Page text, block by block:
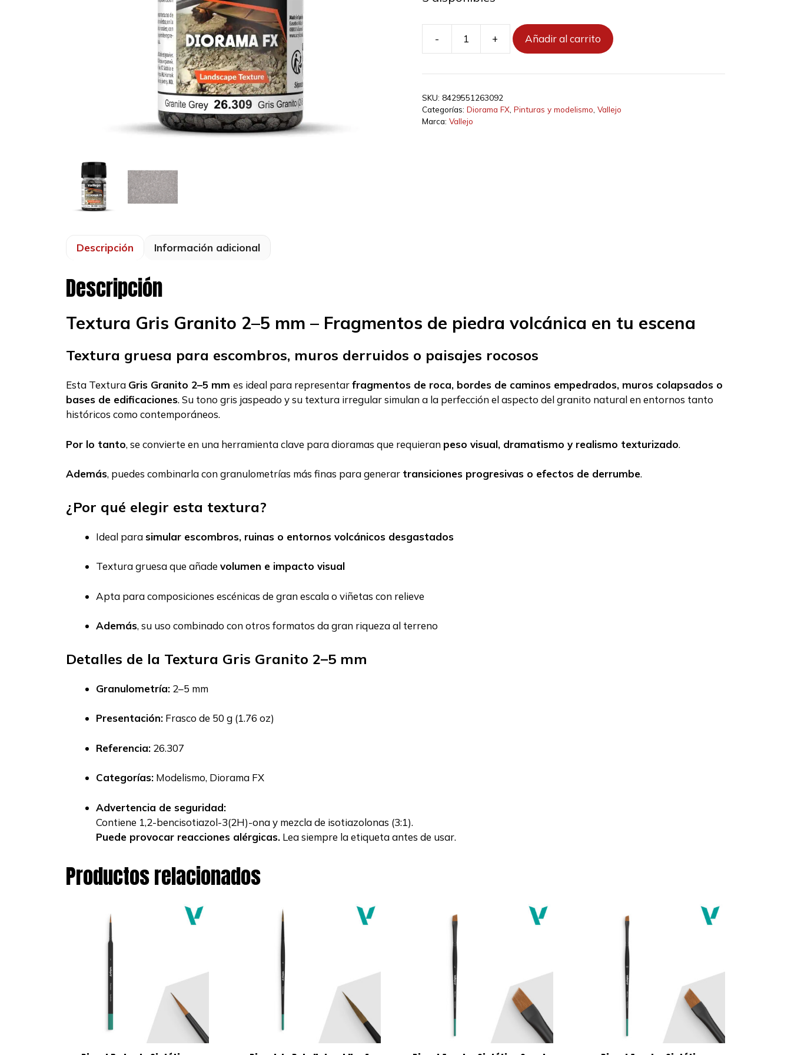
-
Textura
Granito
2
+ Añadir al carrito
SKU: 8429551263092
Categorías: Diorama FX, Pinturas y modelismo Vallejo
Marca: Vallejo
Descripción Información adicional
Descripción
Textura Gris Granito 2–5 mm – Fragmentos de piedra volcánica en tu escena
Textura gruesa para escombros, muros derruidos o paisajes rocosos
Esta Textura Gris Granito 2–5 mm es ideal para representarfragmentos de roca, bordes de caminos empedrados, muros colapsados o
bases de edificaciones. Su tono gris jaspeado y su textura irregular simulan a la perfección el aspecto del granito natural en entornos tanto
históricos como contemporáneos.
Por lo tanto, se convierte en una herramienta clave para dioramas que requieran peso visual, dramatismo y realismo texturizado.
Además, puedes combinarla con granulometrías más finas para generar transiciones progresivas o efectos de derrumbe.
¿Por qué elegir esta textura?
Ideal parasimular escombros, ruinas o entornos volcánicos desgastados
Textura gruesa que añade volumen e impacto visual
Apta para composiciones escénicas de gran escala o viñetas con relieve
Además, su uso combinado con otros formatos da gran riqueza al terreno
Detalles de la Textura Gris Granito 2–5 mm
Granulometría: 2–5 mm
Presentación: Frasco de 50 g (1.76 oz)
Referencia: 26.307
Categorías: Modelismo, Diorama FX
Advertencia de seguridad:
Contiene 1,2-bencisotiazol-3(2H)-ona y mezcla de isotiazolonas (3:1).
Puede provocar reacciones alérgicas. Lea siempre la etiqueta antes de usar.
Productos relacionados